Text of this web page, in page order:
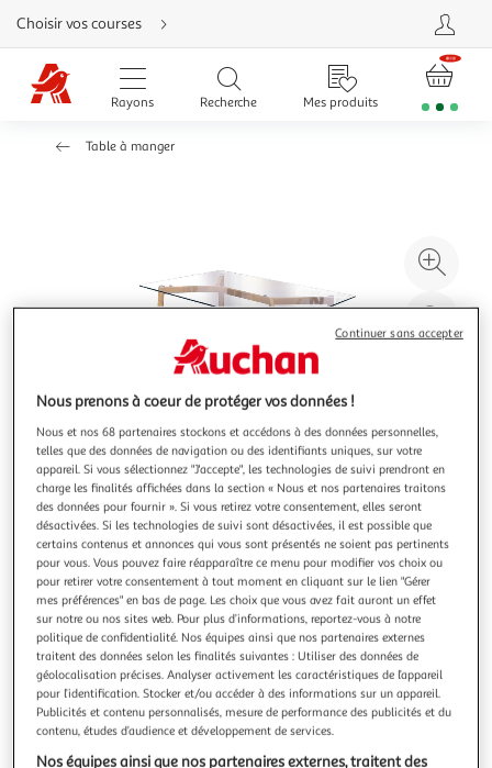
Aller
directement
au
contenu
Aller
directement
Aller
d'aide
Choisir vos courses
Rayons Recherche Mes produits
Table à manger
à
Illustration
précédente
Illustration
suivante
THE HOME DECO FACTORY
Table de repas en verre glosa 115cm transparent
Informations Techniques : Dimensions : L. 115 x l. 75 x H. 75
cm Matière : Verre Spécificités : Pratique & Utile Table de
Repas design Forme Rectangulaire Monté sur 4 pieds
Visserie apparente Facile d'entretien & d'utilisation Couleur
: Transparent & Naturel
En savoir +
Vendu par Paris Prix
Livraison dès 1/2 semaines
Nous prenons à coeur de protéger vos données !
Nous et nos 68 partenaires stockons et accédons à des données personnelles,
telles que des données de navigation ou des identifiants uniques, sur votre
appareil. Si vous sélectionnez "J'accepte", les technologies de suivi prendront en
charge les finalités affichées dans la section « Nous et nos partenaires traitons
des données pour fournir ». Si vous retirez votre consentement, elles seront
désactivées. Si les technologies de suivi sont désactivées, il est possible que
certains contenus et annonces qui vous sont présentés ne soient pas pertinents
pour vous. Vous pouvez faire réapparaître ce menu pour modifier vos choix ou
pour retirer votre consentement à tout moment en cliquant sur le lien "Gérer
mes préférences" en bas de page. Les choix que vous avez fait auront un effet
sur notre ou nos sites web. Pour plus d’informations, reportez-vous à notre
politique de confidentialité. Nos équipes ainsi que nos partenaires externes
traitent des données selon les finalités suivantes : Utiliser des données de
géolocalisation précises. Analyser activement les caractéristiques de l’appareil
pour l’identification. Stocker et/ou accéder à des informations sur un appareil.
Publicités et contenu personnalisés, mesure de performance des publicités et du
contenu, études d’audience et développement de services.
Nos équipes ainsi que nos partenaires externes, traitent des
Continuer sans accepter